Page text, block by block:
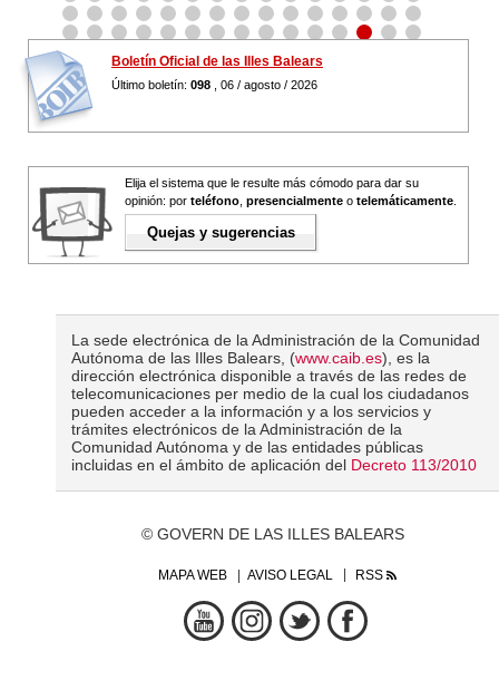
Boletín Oficial de las Illes Balears
Último boletín: 098 , 06 / agosto / 2026
Elija el sistema que le resulte más cómodo para dar su
opinión: por teléfono presencialmente o telemáticamente
Quejas y sugerencias
La sede electrónica de la Administración de la Comunidad
Autónoma de las Illes Balears, (www.caib.es), es la
dirección electrónica disponible a través de las redes de
telecomunicaciones per medio de la cual los ciudadanos
pueden acceder a la información y a los servicios y
trámites electrónicos de la Administración de la
Comunidad Autónoma y de las entidades públicas
incluidas en el ámbito de aplicación del Decreto 113/2010
© GOVERN DE LAS ILLES BALEARS
MAPA WEB AVISO LEGAL RSS